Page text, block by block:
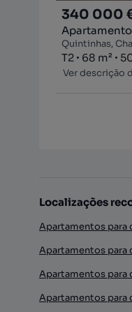
340 000
Apartamento
Quintinhas,
Tipologia
T2
Zona68 m²
Preço por
Ver descrição
Localizações
Apartamentos para
Apartamentos para
Apartamentos para
Apartamentos para